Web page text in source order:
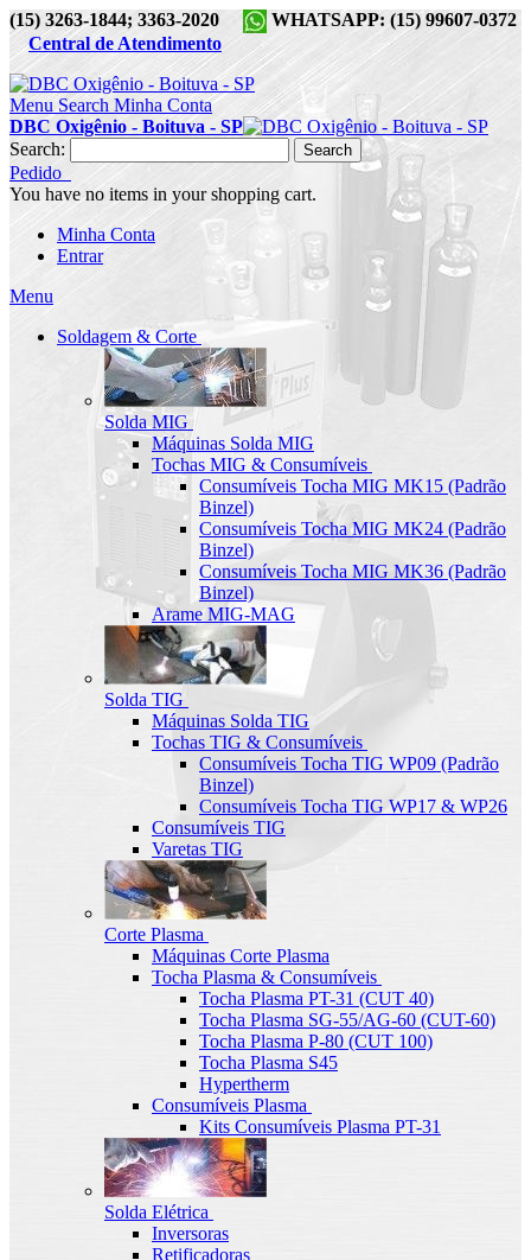
(15) 3263-1844; 3363-2020
WHATSAPP: (15) 99607-0372
Central de Atendimento
Menu Search Minha Conta
DBC Oxigênio - Boituva - SP
Search:
Search
Pedido
You have no items in your shopping cart.
Minha Conta
Entrar
Menu
Soldagem & Corte
Solda MIG
Máquinas Solda MIG
Tochas MIG & Consumíveis
Consumíveis Tocha MIG MK15 (Padrão
Binzel)
Consumíveis Tocha MIG MK24 (Padrão
Binzel)
Consumíveis Tocha MIG MK36 (Padrão
Binzel)
Arame MIG-MAG
Solda TIG
Máquinas Solda TIG
Tochas TIG & Consumíveis
Consumíveis Tocha TIG WP09 (Padrão
Binzel)
Consumíveis Tocha TIG WP17 & WP26
Consumíveis TIG
Varetas TIG
Corte Plasma
Máquinas Corte Plasma
Tocha Plasma & Consumíveis
Tocha Plasma PT-31 (CUT 40)
Tocha Plasma SG-55/AG-60 (CUT-60)
Tocha Plasma P-80 (CUT 100)
Tocha Plasma S45
Hypertherm
Consumíveis Plasma
Kits Consumíveis Plasma PT-31
Solda Elétrica
Inversoras
Retificadoras